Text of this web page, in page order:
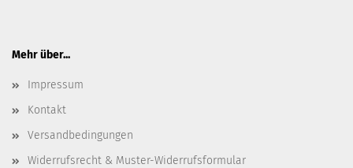
Mehr über...
Impressum
Kontakt
Versandbedingungen
Widerrufsrecht & Muster-Widerrufsformular